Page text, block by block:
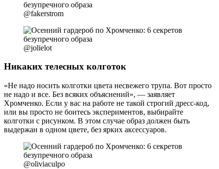
@fakerstrom
@jolielot
Никаких телесных колготок
«Не надо носить колготки цвета несвежего трупа. Вот просто
не надо и все. Без всяких объяснений», — заявляет
Хромченко. Если у вас на работе не такой строгий дресс-код,
или вы просто не боитесь экспериментов, выбирайте
колготки с рисунком. В этом случае образ должен быть
выдержан в одном цвете, без ярких аксессуаров.
@oliviaculpo